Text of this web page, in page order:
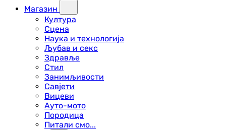
Магазин
Култура
Сцена
Наука и технологија
Љубав и секс
Здравље
Стил
Занимљивости
Савјети
Вицеви
Ауто-мото
Породица
Питали смо...